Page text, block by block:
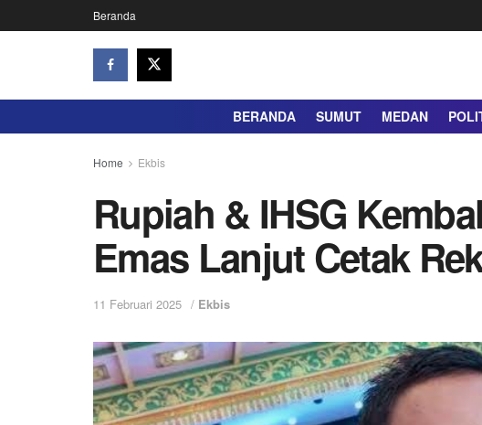
Beranda
BERANDA SUMUT MEDAN
Home Ekbis
Rupiah & IHSG
Emas Lanjut Cetak
11 Februari 2025 / Ekbis